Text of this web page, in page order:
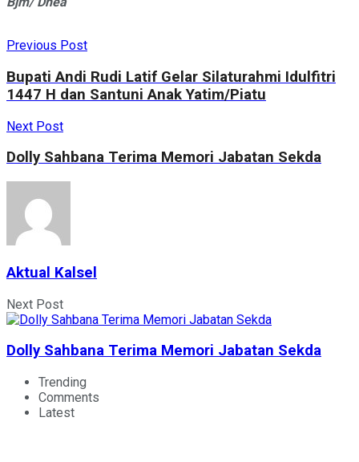
Previous Post
Bupati Andi Rudi Latif Gelar Silaturahmi Idulfitri
1447 H dan Santuni Anak Yatim/Piatu
Next Post
Dolly Sahbana Terima Memori Jabatan Sekda
Aktual Kalsel
Next Post
Dolly Sahbana Terima Memori Jabatan Sekda
Trending
Comments
Latest